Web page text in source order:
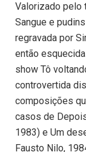
Valorizado pelo
Sangue e
regravada por
então
show Tô
controvertida
composições
casos de
1983) e Um
Fausto Nilo,